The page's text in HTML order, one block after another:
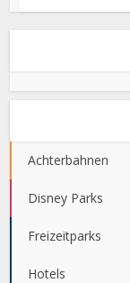
Achterbahnen
Disney Parks
Freizeitparks
Hotels